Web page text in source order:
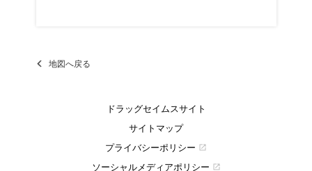
地図へ戻る
ドラッグセイムスサイト
サイトマップ
プライバシーポリシー
open_in_new
ソーシャルメディアポリシー open_in_new